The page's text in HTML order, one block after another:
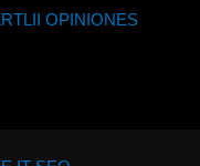
OPINIONES